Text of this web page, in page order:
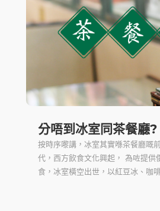
分唔到冰室同茶餐廳?
按時序嚟講，冰室其實喺茶餐廳嘅
代，西方飲食文化興起， 為咗提供
食，冰室橫空出世，以紅豆冰、咖